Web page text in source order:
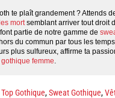
te plaît grandement ? Attends
mort semblant arriver tout droit
partie de notre gamme de
du commun par tous les
plus sulfureux, affirme ta
femme
Gothique,Sweat Gothique,